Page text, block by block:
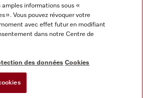
amples informations sous «
». Vous pouvez révoquer votre
avec effet futur en modifiant
dans notre Centre de
des données Cookies